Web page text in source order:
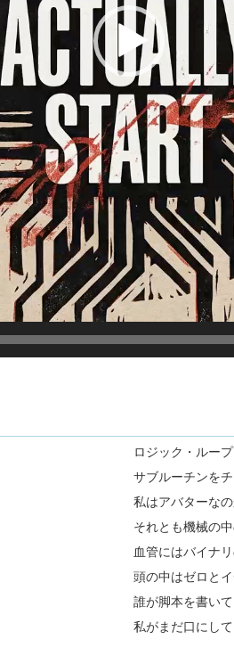
ロジック・ルー
サブルーチンを
私はアバターな
それとも機械の
血管にはバイナ
頭の中はゼロと
誰が脚本を書い
私がまだ口にし